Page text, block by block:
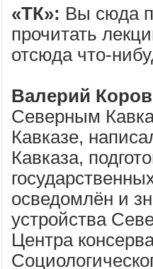
«ТК»: Вы сюда
прочитать
отсюда что-
Валерий
Северным
Кавказе,
Кавказа,
осведомлён и
устройства
Центра